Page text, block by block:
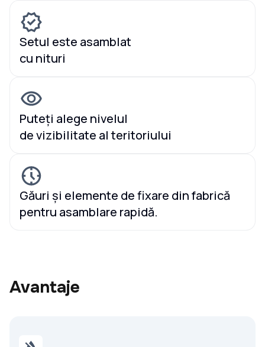
Setul este asamblat
cu nituri
Puteți alege nivelul
de vizibilitate al teritoriului
Găuri și elemente de fixare din fabrică
pentru asamblare rapidă.
Avantaje